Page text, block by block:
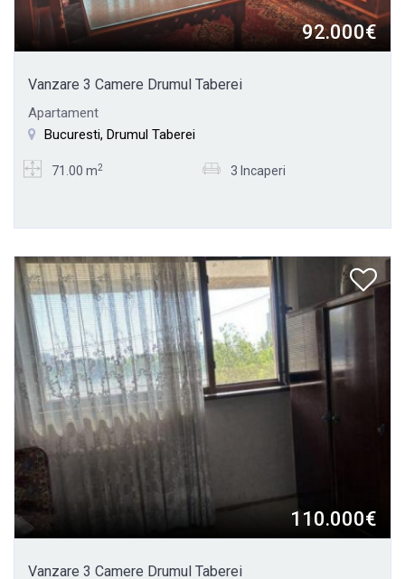
92.000€
Vanzare 3 Camere Drumul Taberei
Apartament
Bucuresti, Drumul Taberei
71.00 m2 3 Incaperi
110.000€
Vanzare 3 Camere Drumul Taberei